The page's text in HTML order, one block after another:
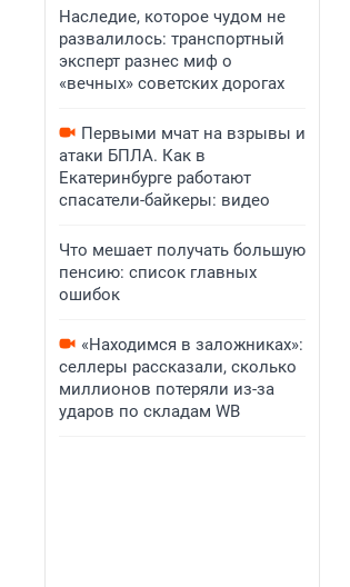
Наследие, которое чудом не
развалилось: транспортный
эксперт разнес миф о
«вечных» советских дорогах
Первыми мчат на взрывы и
атаки БПЛА. Как в
Екатеринбурге работают
спасатели-байкеры: видео
Что мешает получать большую
пенсию: список главных
ошибок
«Находимся в заложниках»:
селлеры рассказали, сколько
миллионов потеряли из-за
ударов по складам WB